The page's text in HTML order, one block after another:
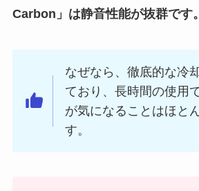
Carbon」は静音性能が抜群です。
なぜなら、徹底的な冷
ており、長時間の使用
が気になることはほと
す。